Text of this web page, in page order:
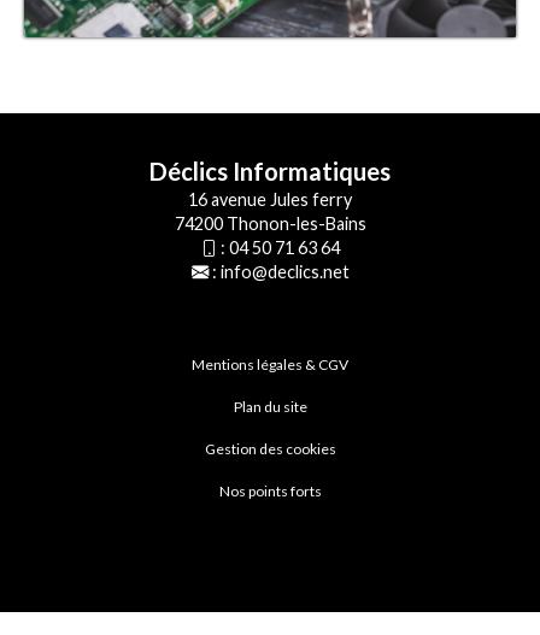
Déclics Informatiques
16 avenue Jules ferry
74200 Thonon-les-Bains
: 04 50 71 63 64
: info@declics.net
Mentions légales & CGV
Plan du site
Gestion des cookies
Nos points forts